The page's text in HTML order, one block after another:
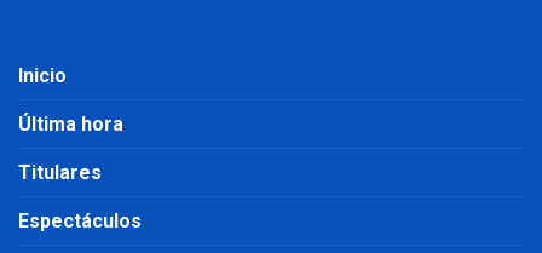
Inicio
Última hora
Titulares
Espectáculos